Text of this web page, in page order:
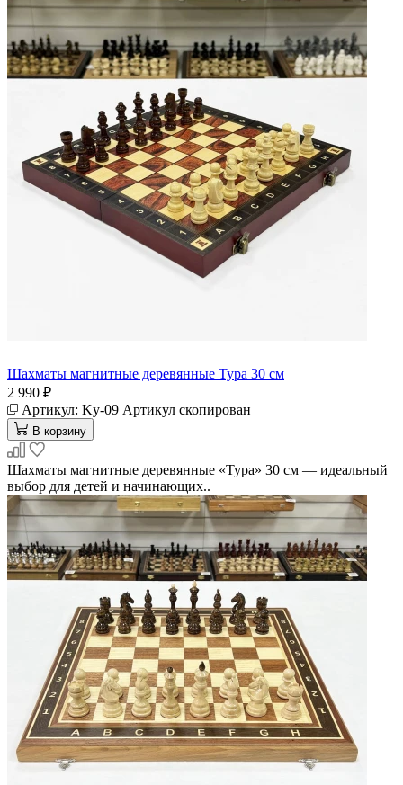
Шахматы магнитные деревянные Тура 30 см
2 990 ₽
Артикул: Ky-09 Артикул скопирован
В корзину
Шахматы магнитные деревянные «Тура» 30 см — идеальный
выбор для детей и начинающих..